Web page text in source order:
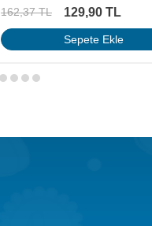
Sağlık profesyoneline özel fiyat
girişi